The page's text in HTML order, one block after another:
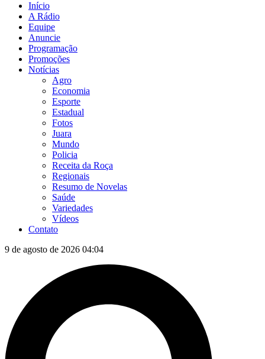
Início
A Rádio
Equipe
Anuncie
Programação
Promoções
Notícias
Agro
Economia
Esporte
Estadual
Fotos
Juara
Mundo
Policia
Receita da Roça
Regionais
Resumo de Novelas
Saúde
Variedades
Vídeos
Contato
9 de agosto de 2026 04:04